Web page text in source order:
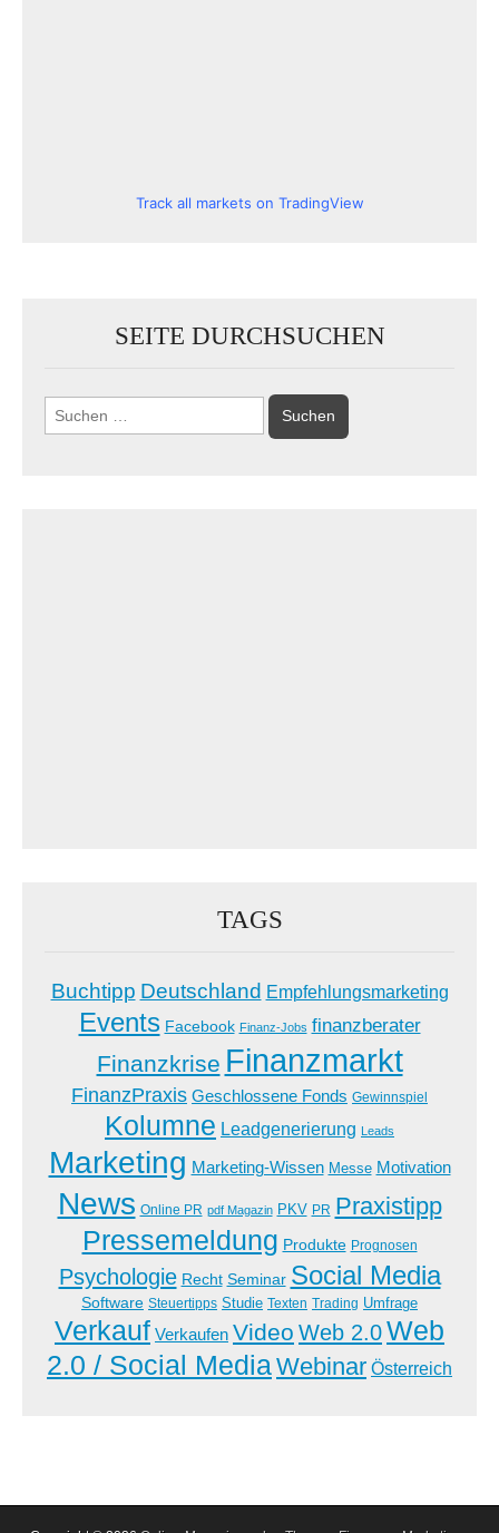
Track all markets on TradingView
SEITE DURCHSUCHEN
Suchen
nach:
TAGS
Buchtipp Deutschland Empfehlungsmarketing
Events Facebook Finanz-Jobs finanzberater
Finanzkrise Finanzmarkt
FinanzPraxis Geschlossene Fonds Gewinnspiel
Kolumne Leadgenerierung Leads
Marketing Marketing-Wissen Messe Motivation
News Online PR pdf Magazin PKV PR Praxistipp
Pressemeldung Produkte Prognosen
Psychologie Recht Seminar Social Media
Software Steuertipps Studie Texten Trading Umfrage
Verkauf Verkaufen Video Web 2.0Web
2.0 / Social MediaWebinar Österreich